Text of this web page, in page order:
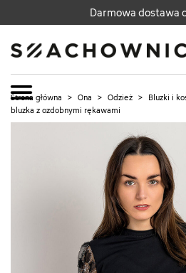
Darmowa dostawa
Strona główna > Ona > Odzież > Bluzki i
bluzka z ozdobnymi rękawami